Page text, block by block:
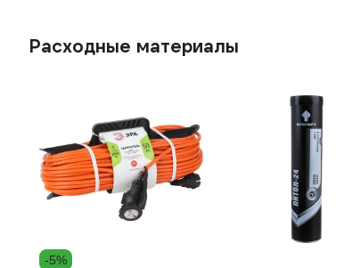
Расходные материалы
-5%